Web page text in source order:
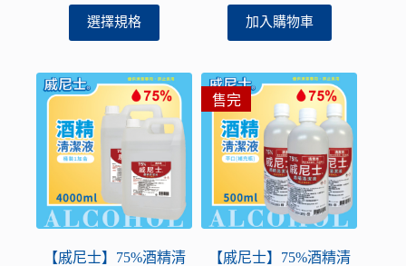
選擇規格
此
產
有
多
種
款
式。
在
產
品
加入購物車
【戚尼士】75%酒精清
售完
【戚尼士】75%酒精清